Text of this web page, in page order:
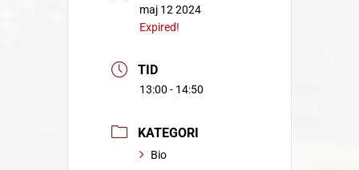
maj 12 2024
Expired!
TID
13:00 - 14:50
KATEGORI
Bio